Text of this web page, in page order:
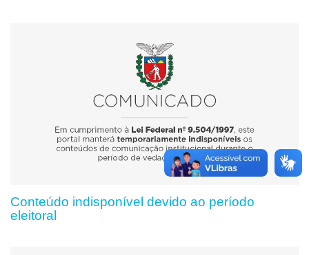
Conteúdo indisponível devido ao período
eleitoral